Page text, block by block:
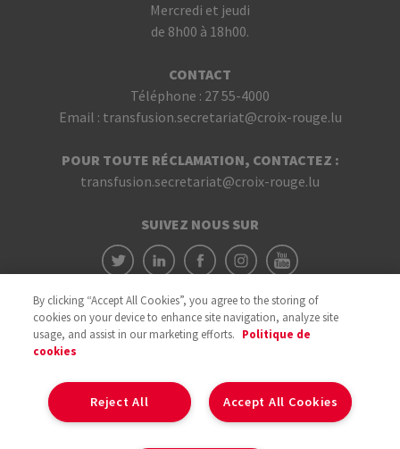
Mercredi et jeudi
de 8h00 à 18h00.
CONTACT
Téléphone : 27 55-4000
Email : transfusion.secretariat@croix-rouge.lu
POUR TOUTE RÉCLAMATION, CONTACTEZ :
transfusion.secretariat@croix-rouge.lu
SUIVEZ NOUS SUR
By clicking “Accept All Cookies”, you agree to the storing of
cookies on your device to enhance site navigation, analyze site
usage, and assist in our marketing efforts. Politique de
cookies
Accept All Cookies
Reject All